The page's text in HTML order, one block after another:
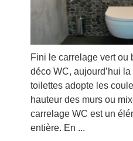
Fini le carrelage vert ou
déco WC, aujourd’hui
toilettes adopte les
hauteur des murs ou
carrelage WC est un
entière. En ...